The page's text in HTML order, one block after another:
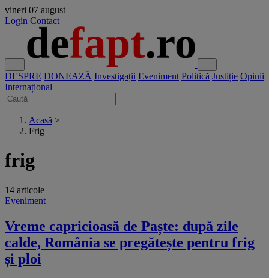
vineri 07 august
Login Contact
DESPRE DONEAZĂ Investigații Eveniment Politică Justiție Opinii
Internațional
Acasă >
Frig
frig
14 articole
Eveniment
Vreme capricioasă de Paște: după zile
calde, România se pregătește pentru frig
și ploi